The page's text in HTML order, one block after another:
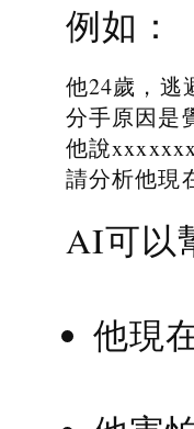
例如：
他24歲，逃
分手原因是
他說
請分析他現
AI可以
他現